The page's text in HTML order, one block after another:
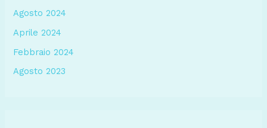
Agosto 2024
Aprile 2024
Febbraio 2024
Agosto 2023